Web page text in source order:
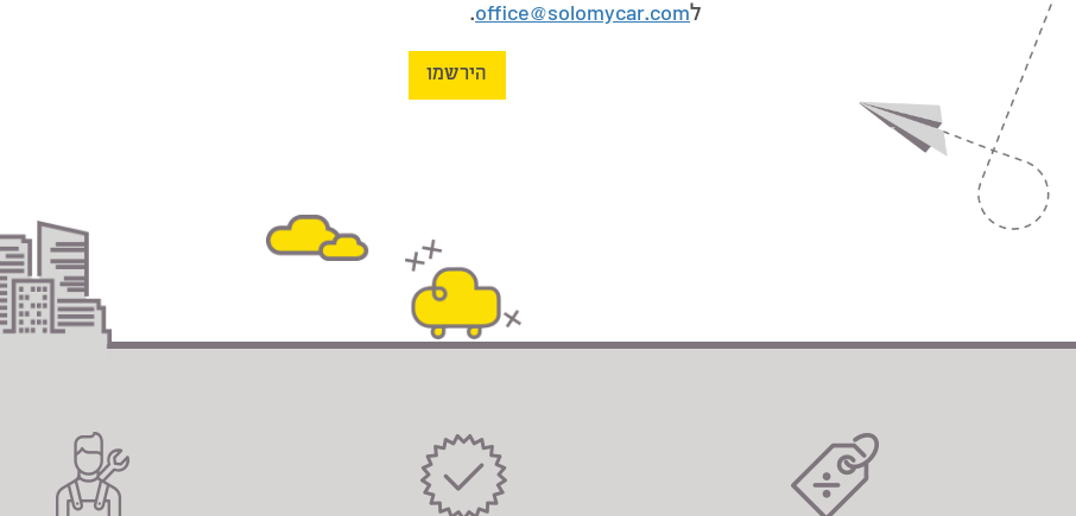
לoffice@solomycar.com
.
הירשמו